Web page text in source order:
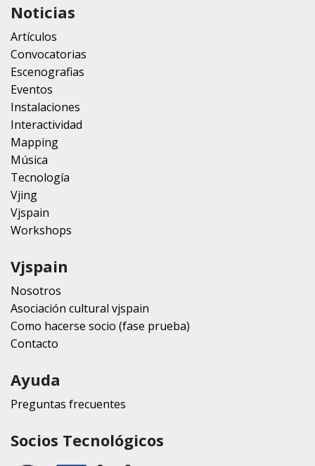
Noticias
Artículos
Convocatorias
Escenografias
Eventos
Instalaciones
Interactividad
Mapping
Música
Tecnología
Vjing
Vjspain
Workshops
Vjspain
Nosotros
Asociación cultural vjspain
Como hacerse socio (fase prueba)
Contacto
Ayuda
Preguntas frecuentes
Socios Tecnológicos